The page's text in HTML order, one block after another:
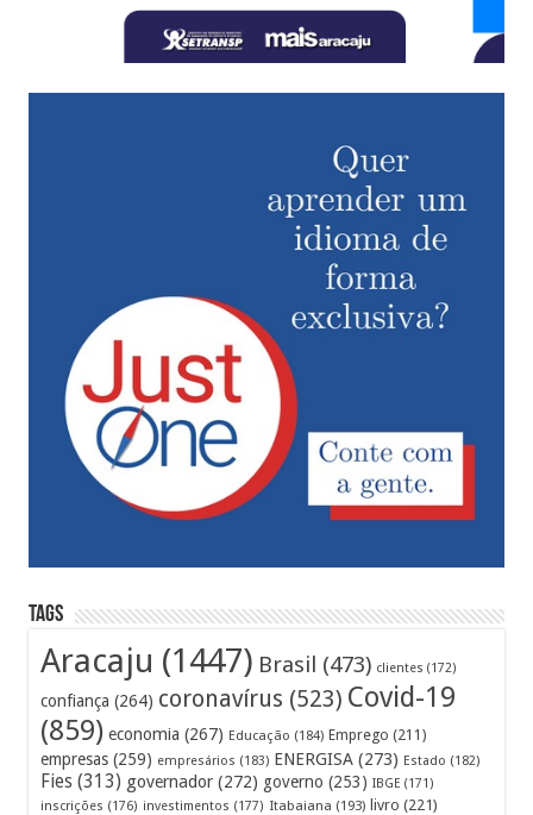
Tags
Aracaju (1447) Brasil (473) clientes (172)
confiança (264) coronavírus (523) Covid-19
(859) economia (267) Educação (184) Emprego (211)
empresas (259) empresários (183) ENERGISA (273) Estado (182)
Fies (313) governador (272) governo (253) IBGE (171)
inscrições (176) investimentos (177) Itabaiana (193) livro (221)